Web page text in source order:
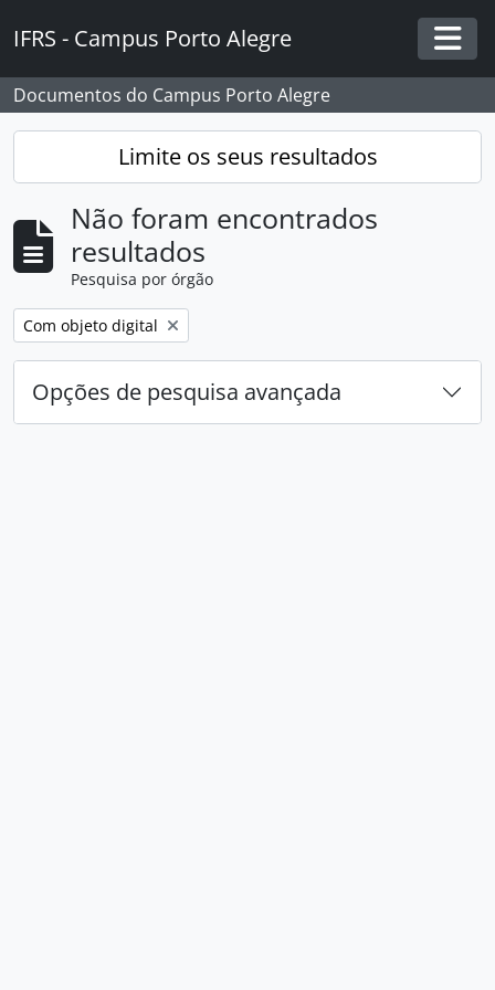
IFRS - Campus Porto Alegre
Documentos do Campus Porto Alegre
Limite os seus resultados
Não foram encontrados
resultados
Pesquisa por órgão
Remover filtro:
Com objeto digital
Opções de pesquisa avançada